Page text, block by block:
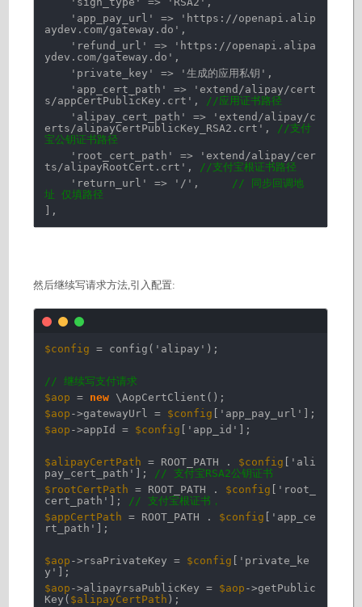
'app_pay_url'
=>
'https://openapi.alip
aydev.com/gateway.do' ,
'refund_url'
=>
'https://openapi.alipa
ydev.com/gateway.do' ,
'private_key'
=> '生成的应用私钥' ,
'app_cert_path'
=>
'extend/alipay/cert
s/appCertPublicKey.crt' ,
//应用证书路径
'alipay_cert_path'
=>
'extend/alipay/c
erts/alipayCertPublicKey_RSA2.crt' ,
//支付
宝公钥证书路径
'root_cert_path'
=>
'extend/alipay/cer
ts/alipayRootCert.crt' ,
//支付宝根证书路径
'return_url'
=> '/' ,
// 同步回调地
址 仅填路径
],
然后继续写请求方法,引入配置:
$config = config( 'alipay' );
// 继续写支付请求
$aop
= new \AopCertClient();
$aop ->gatewayUrl = $config 'app_pay_url'
];
$aop ->appId = $config 'app_id' ];
$alipayCertPath = ROOT_PATH . $config
'ali
pay_cert_path'
];
// 支付宝RSA2公钥证书
$rootCertPath
= ROOT_PATH . $config
'root_
cert_path'
];
// 支付宝根证书，
$appCertPath
= ROOT_PATH . $config
'app_ce
rt_path'
];
$aop ->rsaPrivateKey = $config
'private_ke
y'
];
$aop ->alipayrsaPublicKey = $aop ->getPublic
Key( $alipayCertPath );